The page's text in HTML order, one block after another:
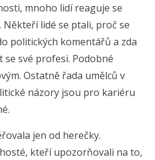
mnoho lidí reaguje se
Někteří lidé se ptali, proč se
politických komentářů a zda
se své profesi. Podobné
Ostatně řada umělců v
názory jsou pro kariéru
jen od herečky.
kteří upozorňovali na to,